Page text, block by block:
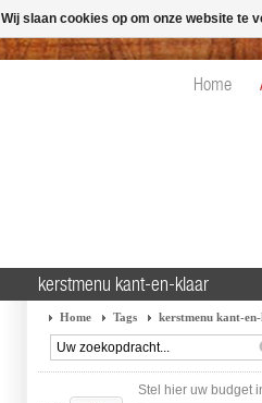
Home
kerstmenu kant-en-klaar
Home Tags kerstmenu kant-
Stel hier uw budget
Wij slaan cookies op om onze website te